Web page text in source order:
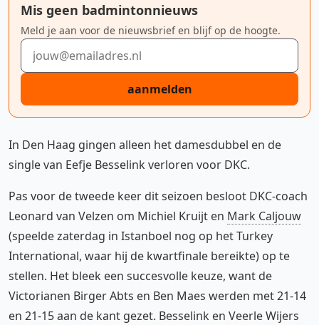
Mis geen badmintonnieuws
Meld je aan voor de nieuwsbrief en blijf op de hoogte.
E-mailadres
aanmelden
In Den Haag gingen alleen het damesdubbel en de
single van Eefje Besselink verloren voor DKC.
Pas voor de tweede keer dit seizoen besloot DKC-coach
Leonard van Velzen om Michiel Kruijt en Mark Caljouw
(speelde zaterdag in Istanboel nog op het Turkey
International, waar hij de kwartfinale bereikte) op te
stellen. Het bleek een succesvolle keuze, want de
Victorianen Birger Abts en Ben Maes werden met 21-14
en 21-15 aan de kant gezet. Besselink en Veerle Wijers